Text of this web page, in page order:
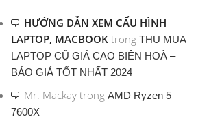
HƯỚNG DẪN XEM CẤU HÌNH
LAPTOP, MACBOOK trong THU MUA
LAPTOP CŨ GIÁ CAO BIÊN HOÀ –
BÁO GIÁ TỐT NHẤT 2024
Mr. Mackay trong AMD Ryzen 5
7600X